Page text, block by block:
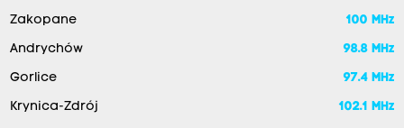
Zakopane 100 MHz
Andrychów 98.8 MHz
Gorlice 97.4 MHz
Krynica-Zdrój 102.1 MHz